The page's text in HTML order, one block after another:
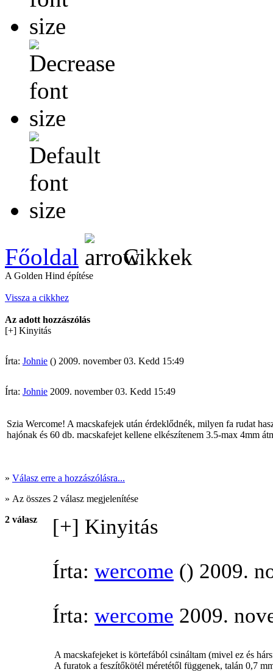
Főoldal Cikkek
A Golden Hind építése
Vissza a cikkhez
Az adott hozzászólás
[+] Kinyitás
Írta: Johnie () 2009. november 03. Kedd 15:49
Írta: Johnie 2009. november 03. Kedd 15:49
Szia Wercome! A macskafejek után érdeklődnék, milyen fa rudat
hajónak és 60 db. macskafejet kellene elkészítenem 3.5-max 4mm
» Válasz erre a hozzászólásra...
» Az összes 2 válasz megjelenítése
2 válasz
[+] Kinyitás
Írta: wercome () 2009.
Írta: wercome 2009.
A macskafejeket is körtefából csináltam (mivel ez és
A furatok a feszítőkötél méretétől függenek, talán 0,7